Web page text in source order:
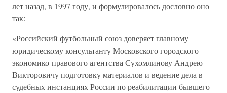
лет назад, в 1997 году, и формулировалось дословно оно
так:
«Российский футбольный союз доверяет главному
юридическому консультанту Московского городского
экономико-правового агентства Сухомлинову Андрею
Викторовичу подготовку материалов и ведение дела в
судебных инстанциях России по реабилитации бывшего